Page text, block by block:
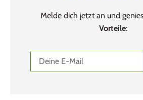
Melde dich jetzt an und
Vorteile: